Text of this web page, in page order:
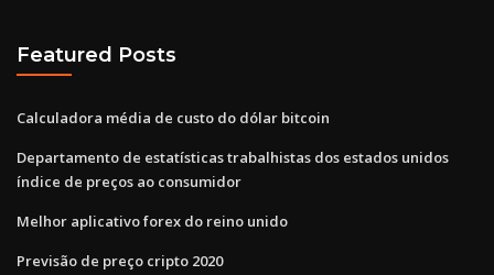
Featured Posts
Calculadora média de custo do dólar bitcoin
Departamento de estatísticas trabalhistas dos estados unidos
índice de preços ao consumidor
Melhor aplicativo forex do reino unido
Previsão de preço cripto 2020